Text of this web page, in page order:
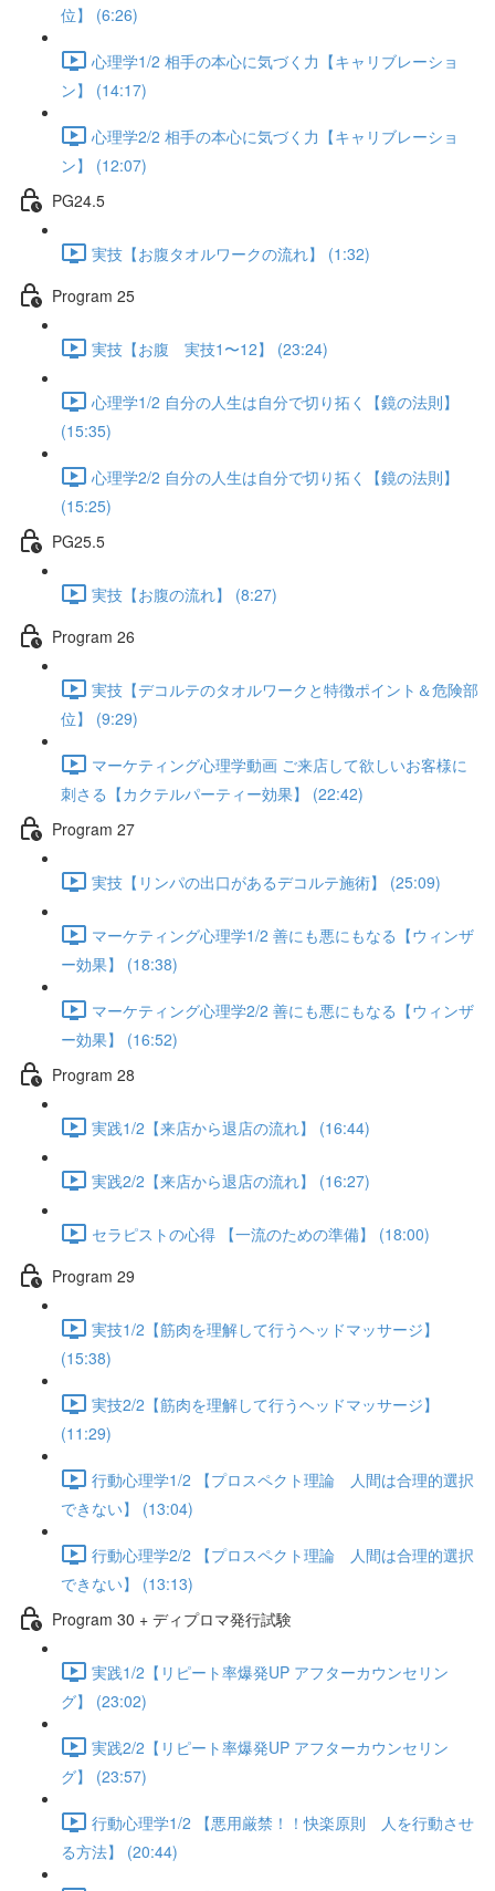
位】 (6:26)
心理学1/2 相手の本心に気づく力【キャリブレーショ
ン】 (14:17)
心理学2/2 相手の本心に気づく力【キャリブレーショ
ン】 (12:07)
PG24.5
実技【お腹タオルワークの流れ】 (1:32)
Program 25
実技【お腹 実技1〜12】 (23:24)
心理学1/2 自分の人生は自分で切り拓く【鏡の法則】
(15:35)
心理学2/2 自分の人生は自分で切り拓く【鏡の法則】
(15:25)
PG25.5
実技【お腹の流れ】 (8:27)
Program 26
実技【デコルテのタオルワークと特徴ポイント＆危険部
位】 (9:29)
マーケティング心理学動画 ご来店して欲しいお客様に
刺さる【カクテルパーティー効果】 (22:42)
Program 27
実技【リンパの出口があるデコルテ施術】 (25:09)
マーケティング心理学1/2 善にも悪にもなる【ウィンザ
ー効果】 (18:38)
マーケティング心理学2/2 善にも悪にもなる【ウィンザ
ー効果】 (16:52)
Program 28
実践1/2【来店から退店の流れ】 (16:44)
実践2/2【来店から退店の流れ】 (16:27)
セラピストの心得 【一流のための準備】 (18:00)
Program 29
実技1/2【筋肉を理解して行うヘッドマッサージ】
(15:38)
実技2/2【筋肉を理解して行うヘッドマッサージ】
(11:29)
行動心理学1/2 【プロスペクト理論 人間は合理的選択
できない】 (13:04)
行動心理学2/2 【プロスペクト理論 人間は合理的選択
できない】 (13:13)
Program 30 + ディプロマ発行試験
実践1/2【リピート率爆発UP アフターカウンセリン
グ】 (23:02)
実践2/2【リピート率爆発UP アフターカウンセリン
グ】 (23:57)
行動心理学1/2 【悪用厳禁！！快楽原則 人を行動させ
る方法】 (20:44)